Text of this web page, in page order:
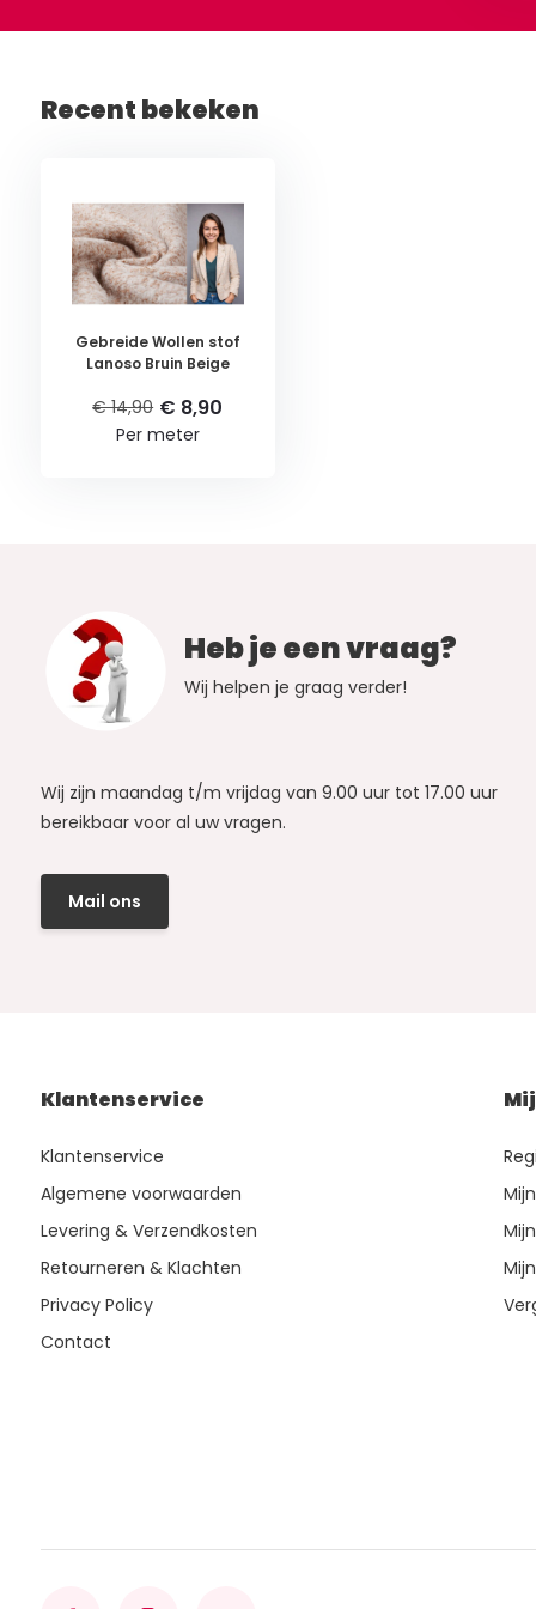
Recent bekeken
Gebreide Wollen stof
Lanoso Bruin Beige
€ 14,90 € 8,90
Per meter
Heb je een vraag?
Wij helpen je graag verder!
Wij zijn maandag t/m vrijdag van 9.00 uur tot 17.00 uur
bereikbaar voor al uw vragen.
Mail ons
Klantenservice
Klantenservice
Algemene voorwaarden
Levering & Verzendkosten
Retourneren & Klachten
Privacy Policy
Contact